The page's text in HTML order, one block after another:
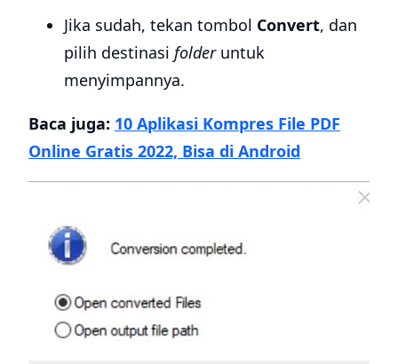
Jika sudah, tekan tombol Convert, dan
pilih destinasi folderuntuk
menyimpannya.
Baca juga: 10 Aplikasi Kompres File PDF
Online Gratis 2022, Bisa di Android